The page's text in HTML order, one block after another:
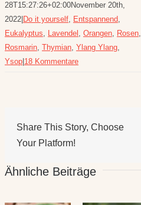
28T15:27:26+02:00November 20th,
2022 Do it yourself, Entspannend,
Eukalyptus, Lavendel , Orangen, Rosen,
Rosmarin, Thymian, Ylang Ylang,
Ysop 18 Kommentare
Share This Story, Choose
Your Platform!
Ähnliche Beiträge